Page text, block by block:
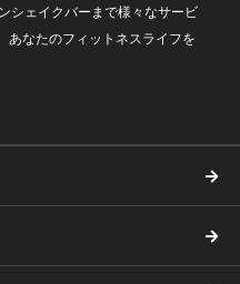
シェイクバーまで様々なサービ
あなたのフィットネスライフを